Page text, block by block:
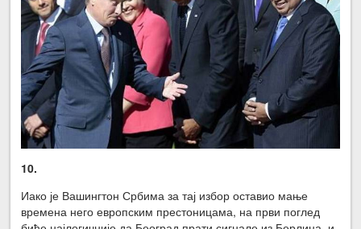
10.
Иако је Вашингтон Србима за тај избор оставио мање
времена него европским престоницама, на први поглед